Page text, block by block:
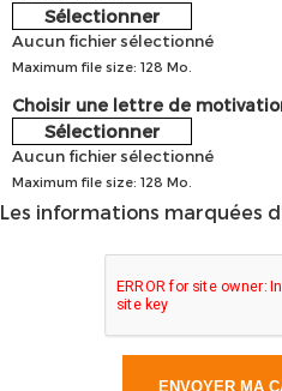
Sélectionner
Aucun fichier sélectionné
Maximum file size: 128 Mo.
Choisir une lettre de
Sélectionner
Aucun fichier sélectionné
Maximum file size: 128 Mo.
Les informations marquées